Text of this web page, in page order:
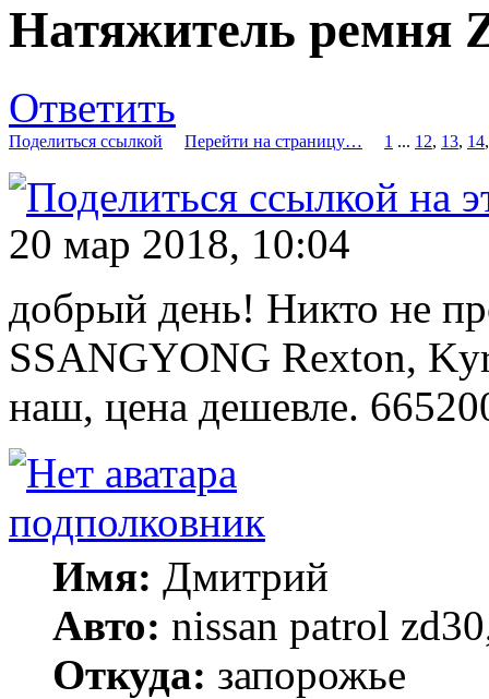
Натяжитель ремня
Ответить
Поделиться ссылкой Перейти на страницу… 1 ... 12, 13, 14
20 мар 2018, 10:04
добрый день! Никто не
SSANGYONG Rexton,
наш, цена дешевле.
подполковник
Имя: Дмитрий
Авто: nissan patrol
Откуда: запорожье